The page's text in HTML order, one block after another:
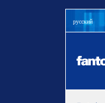
русский